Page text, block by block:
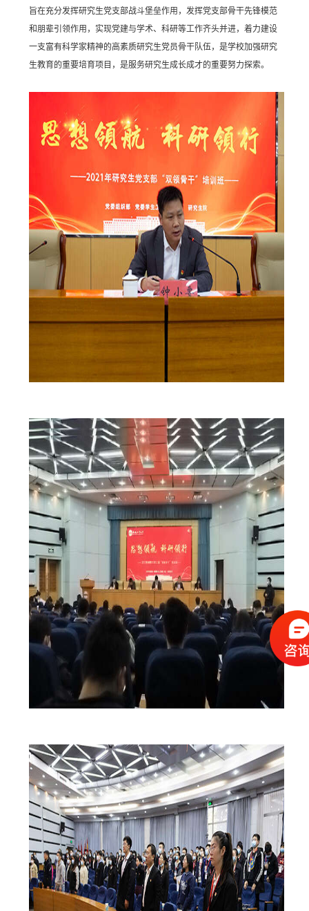
旨在充分发挥研究生党支部战斗堡垒作用，发挥党支部骨干先锋模范
和朋辈引领作用，实现党建与学术、科研等工作齐头并进，着力建设
一支富有科学家精神的高素质研究生党员骨干队伍，是学校加强研究
生教育的重要培育项目，是服务研究生成长成才的重要努力探索。